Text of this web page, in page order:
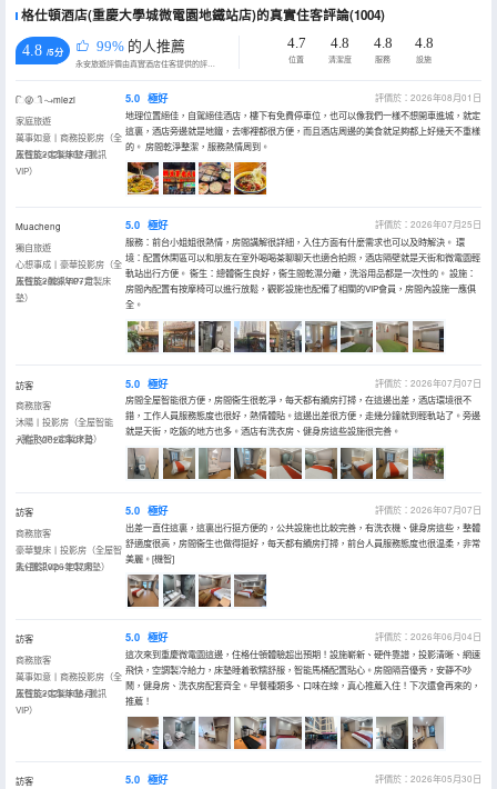
格仕頓酒店(重慶大學城微電園地鐵站店)的真實住客評論(1004)
4.8 /5分 99% 的人推薦
永安旅遊評價由真實酒店住客提供的評價。
4.7
位置
4.8
清潔度
4.8
服務
4.8
設施
િ😜ી ↝miezi
家庭旅遊
萬事如意丨商務投影房（全
屋智能+定製床墊+騰訊
VIP）
入住於2026年07月
5.0 極好
評價於：2026年08月01日
地理位置絕佳，自駕絕佳酒店，樓下有免費停車位，也可以像我們一樣不想開車進城，就定
這裏，酒店旁邊就是地鐵，去哪裡都很方便，而且酒店周邊的美食就足夠都上好幾天不重樣
的。 房間乾淨整潔，服務熱情周到。
Muacheng
獨自旅遊
心想事成丨豪華投影房（全
屋智能+騰訊VIP+定製床
墊）
入住於2026年07月
5.0 極好
評價於：2026年07月25日
服務：前台小姐姐很熱情，房間講解很詳細，入住方面有什麼需求也可以及時解決。 環
境：配置休閑區可以和朋友在室外喝喝茶聊聊天也適合拍照，酒店隔壁就是天街和微電園輕
軌站出行方便。 衞生：總體衞生良好，衞生間乾濕分離，洗浴用品都是一次性的。 設施：
房間內配置有按摩椅可以進行放鬆，觀影設施也配備了相關的VIP會員，房間內設施一應俱
全。
訪客
商務旅客
沐陽丨投影房（全屋智能
+騰訊VIP+定製床墊）
入住於2026年07月
5.0 極好
評價於：2026年07月07日
房間全屋智能很方便，房間衞生很乾凈，每天都有續房打掃，在這邊出差，酒店環境很不
錯，工作人員服務態度也很好，熱情體貼。這邊出差很方便，走幾分鐘就到輕軌站了。旁邊
就是天街，吃飯的地方也多。酒店有洗衣房、健身房這些設施很完善。
訪客
商務旅客
豪華雙床丨投影房（全屋智
能+騰訊vip+定製床墊）
入住於2026年07月
5.0 極好
評價於：2026年07月07日
出差一直住這裏，這裏出行挺方便的，公共設施也比較完善，有洗衣機、健身房這些，整體
舒適度很高，房間衞生也做得挺好，每天都有續房打掃，前台人員服務態度也很温柔，非常
美麗。[機智]
訪客
商務旅客
萬事如意丨商務投影房（全
屋智能+定製床墊+騰訊
VIP）
入住於2026年06月
5.0 極好
評價於：2026年06月04日
這次來到重慶微電園這邊，住格仕頓體驗超出預期！設施嶄新、硬件靠譜，投影清晰、網速
飛快，空調製冷給力，床墊睡着軟糯舒服，智能馬桶配置貼心。房間隔音優秀，安靜不吵
鬧，健身房、洗衣房配套齊全。早餐種類多、口味在線，真心推薦入住！下次還會再來的，
推薦！
訪客
5.0 極好
評價於：2026年05月30日